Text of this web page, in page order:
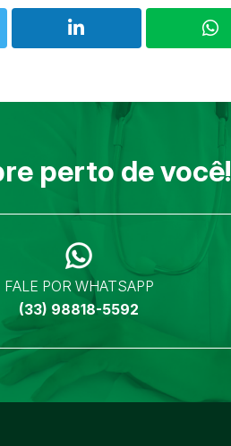
perto de você!
FALE POR WHATSAPP
(33) 98818-5592